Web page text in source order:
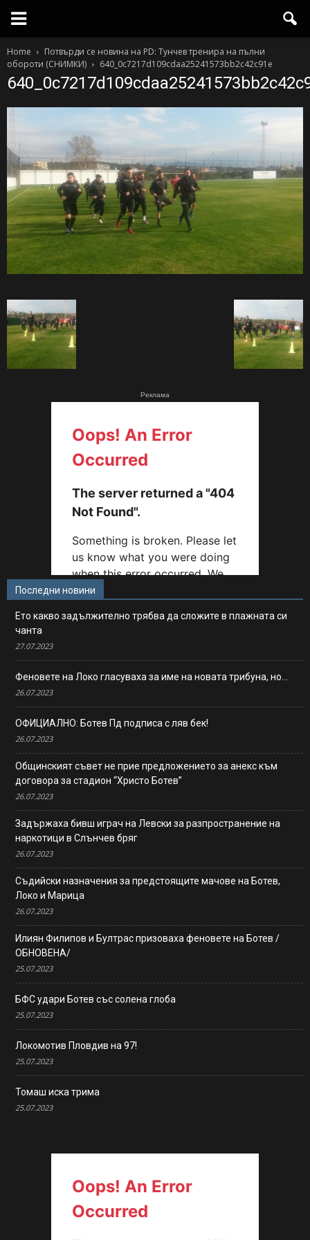
Home
Потвърди се новина на PD: Тунчев тренира на пълни
обороти (СНИМКИ)
640_0c7217d109cdaa25241573bb2c42c91e
Реклама
Последни новини
Ето какво задължително трябва да сложите в плажната си
чанта
27.07.2023
Феновете на Локо гласуваха за име на новата трибуна, но…
26.07.2023
ОФИЦИАЛНО: Ботев Пд подписа с ляв бек!
26.07.2023
Общинският съвет не прие предложението за анекс към
договора за стадион “Христо Ботев”
26.07.2023
Задържаха бивш играч на Левски за разпространение на
наркотици в Слънчев бряг
26.07.2023
Съдийски назначения за предстоящите мачове на Ботев,
Локо и Марица
26.07.2023
Илиян Филипов и Бултрас призоваха феновете на Ботев /
ОБНОВЕНА/
25.07.2023
БФС удари Ботев със солена глоба
25.07.2023
Локомотив Пловдив на 97!
25.07.2023
Томаш иска трима
25.07.2023